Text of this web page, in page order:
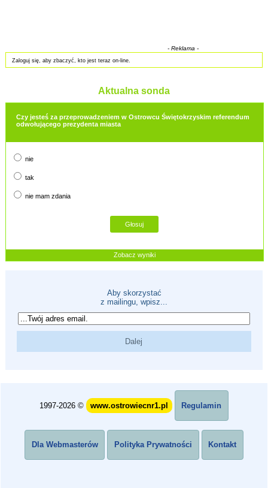
- Reklama -
Zaloguj się, aby zbaczyć, kto jest teraz on-line.
Aktualna sonda
Czy jesteś za przeprowadzeniem w Ostrowcu Świętokrzyskim referendum
odwołującego prezydenta miasta
nie
tak
nie mam zdania
Zobacz wyniki
Aby skorzystać
z mailingu, wpisz...
1997-2026 © www.ostrowiecnr1.pl Regulamin
Dla Webmasterów Polityka Prywatności Kontakt